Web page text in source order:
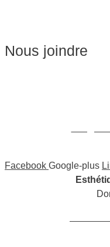
Nous joindre
Facebook Google-plus